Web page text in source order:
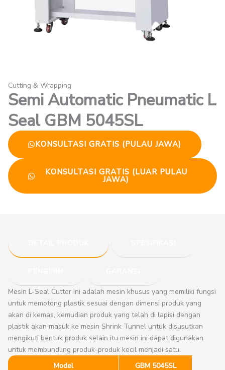
Cutting & Wrapping
Semi Automatic Pneumatic L
Seal GBM 5045SL
KONSULTASI GRATIS (PULAU JAWA)
KONSULTASI GRATIS (LUAR PULAU
JAWA)
Mesin L-Seal Cutter ini adalah mesin khusus yang memiliki fungsi
untuk memotong plastik sesuai dengan dimensi produk yang
akan di kemas, kemudian produk yang telah di lapisi dengan
plastik akan masuk ke mesin Shrink Tunnel untuk disusutkan
mengikuti bentuk produk selain itu mesin ini dapat digunakan
untuk membundling produk-produk kecil menjadi satu.
Model
GBM 5045SL